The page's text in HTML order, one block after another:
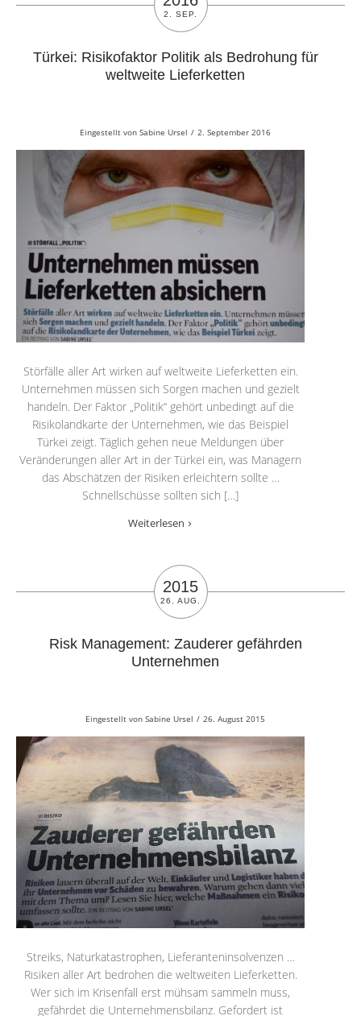
2. SEP.
Türkei: Risikofaktor Politik als Bedrohung für
weltweite Lieferketten
Eingestellt vonSabine Ursel / 2. September 2016
Störfälle aller Art wirken auf weltweite Lieferketten ein.
Unternehmen müssen sich Sorgen machen und gezielt
handeln. Der Faktor „Politik“ gehört unbedingt auf die
Risikolandkarte der Unternehmen, wie das Beispiel
Türkei zeigt. Täglich gehen neue Meldungen über
Veränderungen aller Art in der Türkei ein, was Managern
das Abschätzen der Risiken erleichtern sollte …
Schnellschüsse sollten sich […]
Weiterlesen
2015
26. AUG.
Risk Management: Zauderer gefährden
Unternehmen
Eingestellt vonSabine Ursel / 26. August 2015
Streiks, Naturkatastrophen, Lieferanteninsolvenzen …
Risiken aller Art bedrohen die weltweiten Lieferketten.
Wer sich im Krisenfall erst mühsam sammeln muss,
gefährdet die Unternehmensbilanz. Gefordert ist